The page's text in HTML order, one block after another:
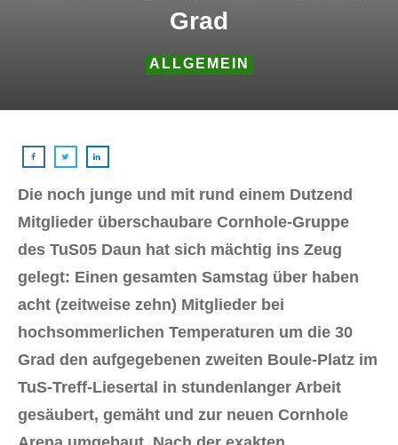
Grad
ALLGEMEIN
Die noch junge und mit rund einem Dutzend
Mitglieder überschaubare Cornhole-Gruppe
des TuS05 Daun hat sich mächtig ins Zeug
gelegt: Einen gesamten Samstag über haben
acht (zeitweise zehn) Mitglieder bei
hochsommerlichen Temperaturen um die 30
Grad den aufgegebenen zweiten Boule-Platz im
TuS-Treff-Liesertal in stundenlanger Arbeit
gesäubert, gemäht und zur neuen Cornhole